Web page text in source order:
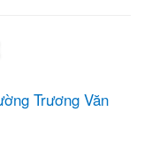
Trương Văn